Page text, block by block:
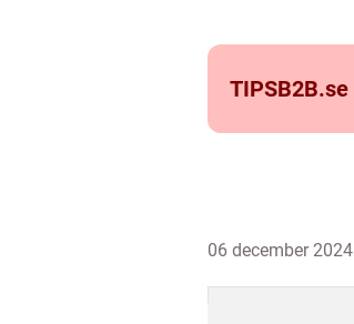
TIPSB2B.se
06 december 2024